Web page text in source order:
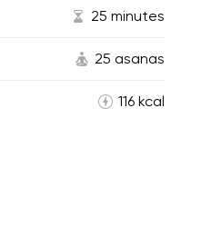
25 minutes
25 asanas
116 kcal